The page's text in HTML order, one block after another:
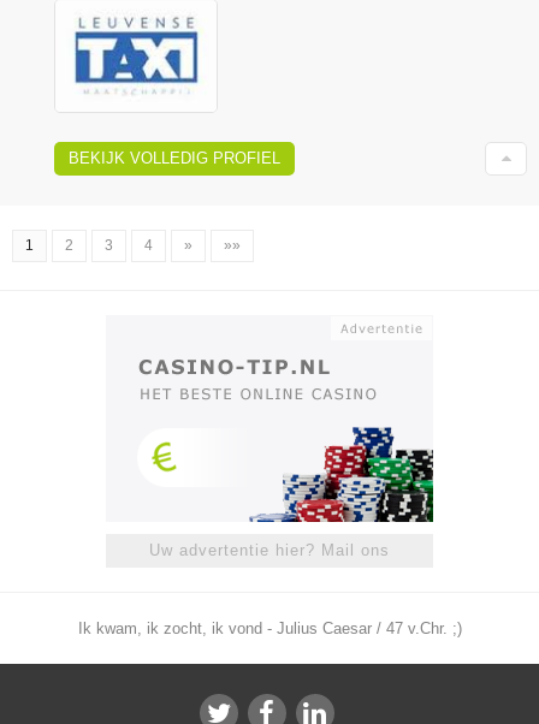
BEKIJK VOLLEDIG PROFIEL
1 2 3 4 » »»
Uw advertentie hier? Mail ons
Ik kwam, ik zocht, ik vond - Julius Caesar / 47 v.Chr. ;)